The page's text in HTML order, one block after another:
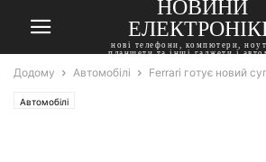
НОВИНИ
нові телефони, компютери,
планшети та інші гаджети і
Додому Автомобілі Ferrari готує новий
Автомобілі